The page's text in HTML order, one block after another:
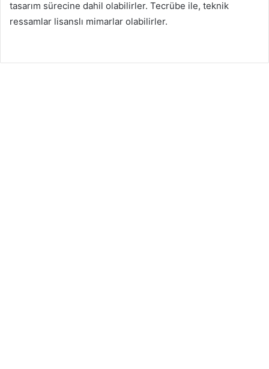
tasarım sürecine dahil olabilirler. Tecrübe ile, teknik
ressamlar lisanslı mimarlar olabilirler.